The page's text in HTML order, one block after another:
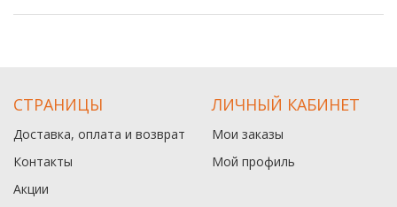
СТРАНИЦЫ
Доставка, оплата и возврат
Контакты
Акции
ЛИЧНЫЙ КАБИНЕТ
Мои заказы
Мой профиль